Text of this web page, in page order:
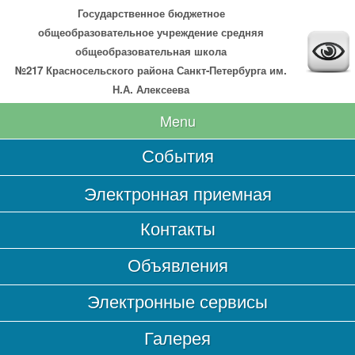
Государственное бюджетное
общеобразовательное учреждение средняя
общеобразовательная школа
№217 Красносельского района Санкт-Петербурга им.
Н.А. Алексеева
Menu
Сведения об образовательной организации
Основные сведения
Структура и органы управления образовательной
События
Электронная приемная
Контакты
Объявления
Электронные сервисы
Галерея